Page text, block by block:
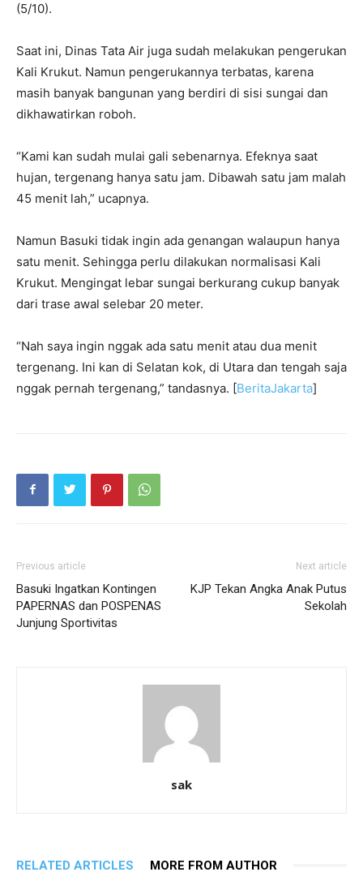
(5/10).
Saat ini, Dinas Tata Air juga sudah melakukan pengerukan
Kali Krukut. Namun pengerukannya terbatas, karena
masih banyak bangunan yang berdiri di sisi sungai dan
dikhawatirkan roboh.
“Kami kan sudah mulai gali sebenarnya. Efeknya saat
hujan, tergenang hanya satu jam. Dibawah satu jam malah
45 menit lah,” ucapnya.
Namun Basuki tidak ingin ada genangan walaupun hanya
satu menit. Sehingga perlu dilakukan normalisasi Kali
Krukut. Mengingat lebar sungai berkurang cukup banyak
dari trase awal selebar 20 meter.
“Nah saya ingin nggak ada satu menit atau dua menit
tergenang. Ini kan di Selatan kok, di Utara dan tengah saja
nggak pernah tergenang,” tandasnya. [BeritaJakarta]
Previous article
Basuki Ingatkan Kontingen
PAPERNAS dan POSPENAS
Junjung Sportivitas
Next article
KJP Tekan Angka Anak Putus
Sekolah
sak
RELATED ARTICLES MORE FROM AUTHOR